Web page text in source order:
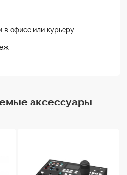
в офисе или курьеру
аксессуары